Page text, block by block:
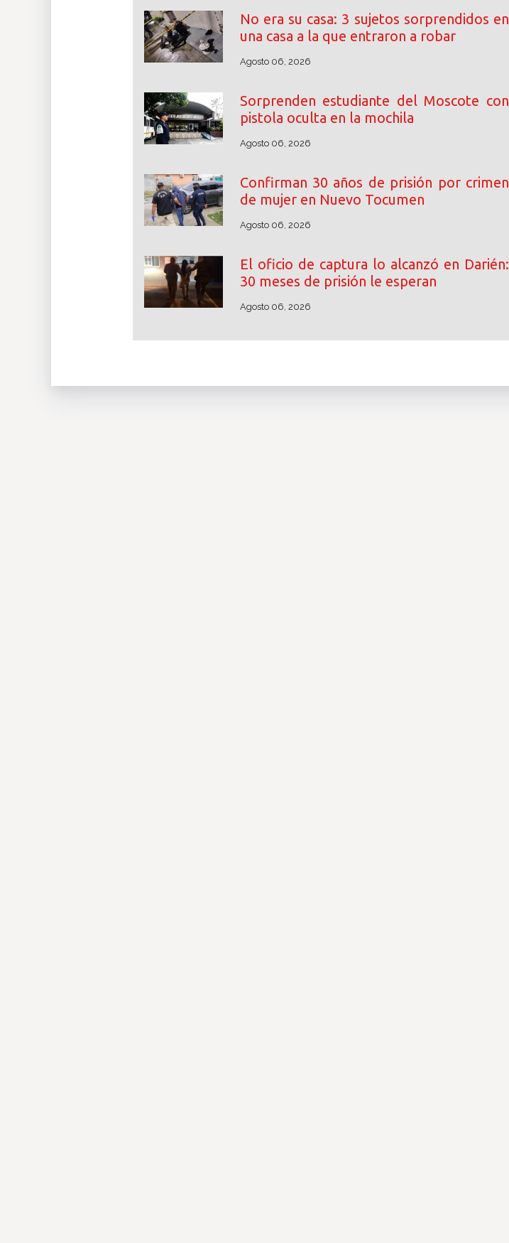
No era su casa: 3 sujetos sorprendidos en
una casa a la que entraron a robar
Agosto 06, 2026
Sorprenden estudiante del Moscote con
pistola oculta en la mochila
Agosto 06, 2026
Confirman 30 años de prisión por crimen
de mujer en Nuevo Tocumen
Agosto 06, 2026
El oficio de captura lo alcanzó en Darién:
30 meses de prisión le esperan
Agosto 06, 2026